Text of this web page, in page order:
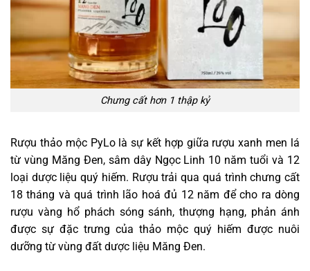
Chưng cất hơn 1 thập kỷ
Rượu thảo mộc PyLo là sự kết hợp giữa rượu xanh men lá
từ vùng Măng Đen, sâm dây Ngọc Linh 10 năm tuổi và 12
loại dược liệu quý hiếm. Rượu trải qua quá trình chưng cất
18 tháng và quá trình lão hoá đủ 12 năm để cho ra dòng
rượu vàng hổ phách sóng sánh, thượng hạng, phản ánh
được sự đặc trưng của thảo mộc quý hiếm được nuôi
dưỡng từ vùng đất dược liệu Măng Đen.